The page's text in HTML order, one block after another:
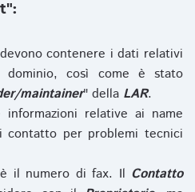
contenere i dati relativi
così come è stato
maintainer" della LAR.
relative ai name
per problemi tecnici
il numero di fax. Il Contatto